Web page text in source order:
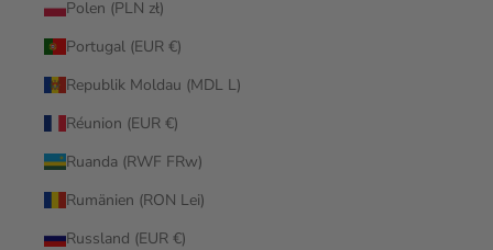
Polen (PLN zł)
Portugal (EUR €)
Republik Moldau (MDL L)
Réunion (EUR €)
Ruanda (RWF FRw)
Rumänien (RON Lei)
Russland (EUR €)